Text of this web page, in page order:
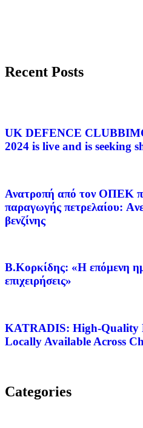
Recent Posts
UK DEFENCE
2024 is live and is seeking
Ανατροπή από τον ΟΠΕΚ
παραγωγής πετρελαίου:
βενζίνης
Β.Κορκίδης: «Η επόμενη
επιχειρήσεις»
KATRADIS: High-
Locally Available Across
Categories